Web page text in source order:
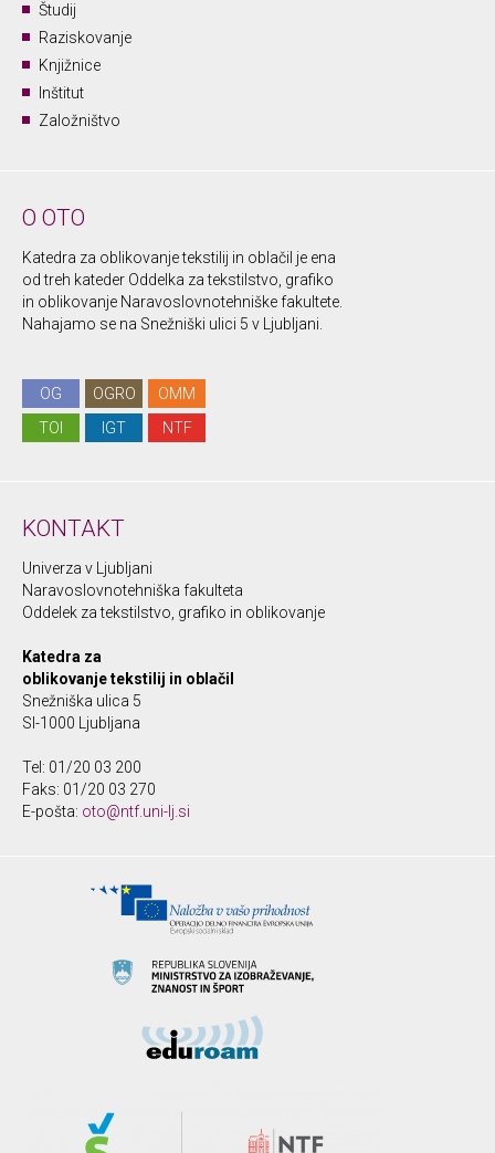
Študij
Raziskovanje
Knjižnice
Inštitut
Založništvo
O OTO
Katedra za oblikovanje tekstilij in oblačil je ena
od treh kateder Oddelka za tekstilstvo, grafiko
in oblikovanje Naravoslovnotehniške fakultete.
Nahajamo se na Snežniški ulici 5 v Ljubljani.
OG OGRO
OMM
TOI
IGT NTF
KONTAKT
Univerza v Ljubljani
Naravoslovnotehniška fakulteta
Oddelek za tekstilstvo, grafiko in oblikovanje
Katedra za
oblikovanje tekstilij in oblačil
Snežniška ulica 5
SI-1000 Ljubljana
Tel: 01/20 03 200
Faks: 01/20 03 270
E-pošta: oto@ntf.uni-lj.si